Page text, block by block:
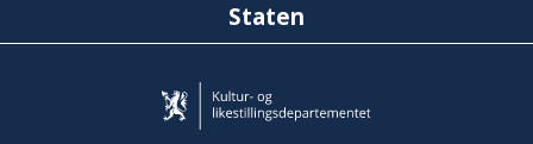
Staten